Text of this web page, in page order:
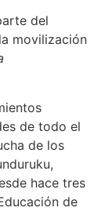
del
movilización
de todo el
de los
hace tres
de